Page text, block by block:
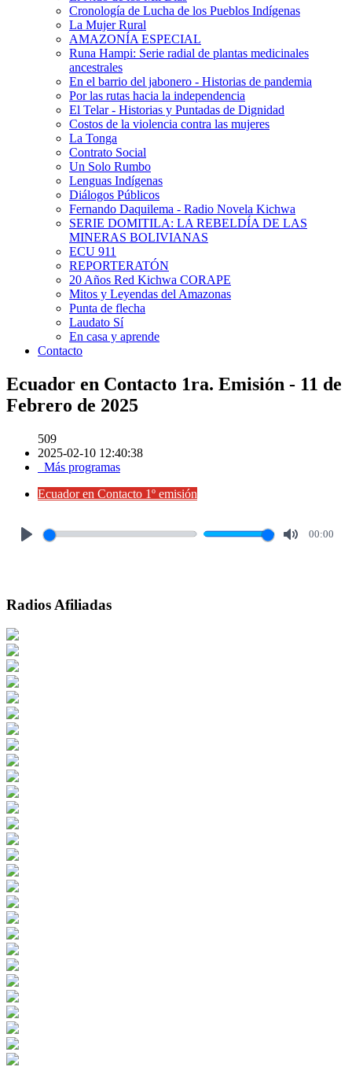
Cronología de Lucha de los Pueblos Indígenas
La Mujer Rural
AMAZONÍA ESPECIAL
Runa Hampi: Serie radial de plantas medicinales
ancestrales
En el barrio del jabonero - Historias de pandemia
Por las rutas hacia la independencia
El Telar - Historias y Puntadas de Dignidad
Costos de la violencia contra las mujeres
La Tonga
Contrato Social
Un Solo Rumbo
Lenguas Indígenas
Diálogos Públicos
Fernando Daquilema - Radio Novela Kichwa
SERIE DOMITILA: LA REBELDÍA DE LAS
MINERAS BOLIVIANAS
ECU 911
REPORTERATÓN
20 Años Red Kichwa CORAPE
Mitos y Leyendas del Amazonas
Punta de flecha
Laudato Sí
En casa y aprende
Contacto
Ecuador en Contacto 1ra. Emisión - 11 de
Febrero de 2025
509
2025-02-10 12:40:38
Más programas
Ecuador en Contacto 1º emisión
00:00
Radios Afiliadas